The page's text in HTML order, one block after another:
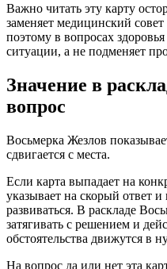
Важно читать эту карту
заменяет медицинский
поэтому в вопросах
ситуации, а не подменяет
Значение в
вопрос
Восьмерка Жезлов
сдвигается с места.
Если карта выпадает на
указывает на скорый ответ
развиваться. В раскладе
затягивать с решением и
обстоятельства движутся в
На вопрос да или нет эта